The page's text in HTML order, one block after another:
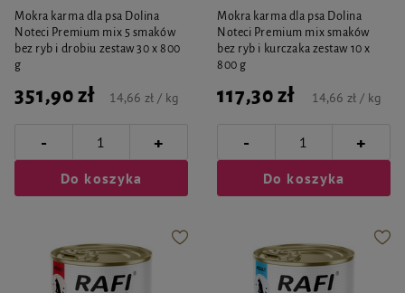
Mokra karma dla psa Dolina
Noteci Premium mix 5 smaków
bez ryb i drobiu zestaw 30 x 800
g
351,90 zł 14,66 zł / kg
- +
Do koszyka
Mokra karma dla psa Dolina
Noteci Premium mix smaków
bez ryb i kurczaka zestaw 10 x
800 g
117,30 zł 14,66 zł / kg
- +
Do koszyka